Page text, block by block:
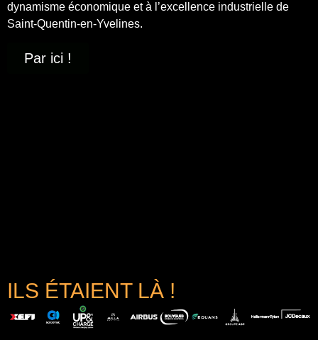
dynamisme économique et à l’excellence industrielle de
Saint-Quentin-en-Yvelines.
Par ici !
ILS ÉTAIENT LÀ !